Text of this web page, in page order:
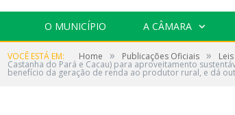
O MUNICÍPIO A CÂMARA
VOCÊ ESTÁ EM: Home » Publicações Oficiais » Leis
Castanha do Pará e Cacau) para aproveitamento
benefício da geração de renda ao produtor rural, e dá